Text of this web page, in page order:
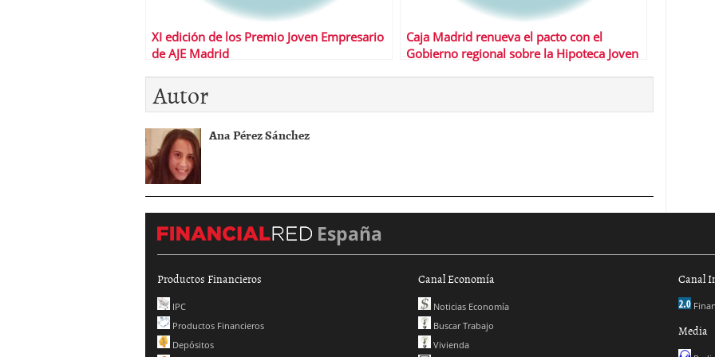
XI edición de los Premio Joven Empresario
de AJE Madrid
Caja Madrid renueva el pacto con el
Gobierno regional sobre la Hipoteca Joven
Autor
Ana Pérez Sánchez
España
Productos Financieros
IPC
Productos Financieros
Depósitos
Canal Economía
Noticias Economía
Buscar Trabajo
Vivienda
Canal
Media